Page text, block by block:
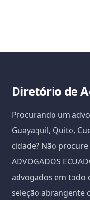
Diretório de
Procurando um
Guayaquil, Quito,
cidade? Não procure
ADVOGADOS
advogados em todo
seleção abrangente